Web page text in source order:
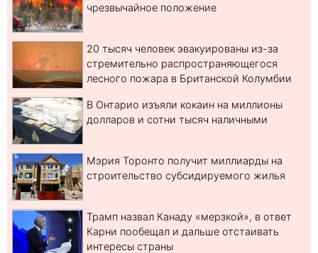
чрезвычайное положение
20 тысяч человек эвакуированы из-за
стремительно распространяющегося
лесного пожара в Британской Колумбии
В Онтарио изъяли кокаин на миллионы
долларов и сотни тысяч наличными
Мэрия Торонто получит миллиарды на
строительство субсидируемого жилья
Трамп назвал Канаду «мерзкой», в ответ
Карни пообещал и дальше отстаивать
интересы страны